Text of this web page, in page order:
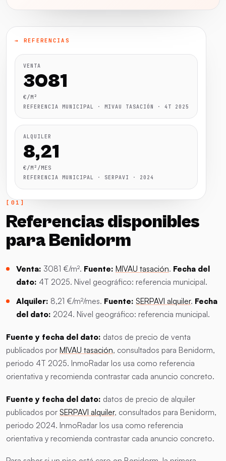
→ REFERENCIAS
VENTA
3081
€/M²
REFERENCIA MUNICIPAL · MIVAU TASACIÓN · 4T 2025
ALQUILER
8,21
€/M²/MES
REFERENCIA MUNICIPAL · SERPAVI · 2024
Referencias disponibles
para Benidorm
Venta: 3081 €/m². Fuente: MIVAU tasación. Fecha del
dato: 4T 2025. Nivel geográfico: referencia municipal.
Alquiler: 8,21 €/m²/mes. Fuente: SERPAVI alquiler. Fecha
del dato: 2024. Nivel geográfico: referencia municipal.
Fuente y fecha del dato: datos de precio de venta
publicados por MIVAU tasación, consultados para Benidorm,
periodo 4T 2025. InmoRadar los usa como referencia
orientativa y recomienda contrastar cada anuncio concreto.
Fuente y fecha del dato: datos de precio de alquiler
publicados por SERPAVI alquiler, consultados para Benidorm,
periodo 2024. InmoRadar los usa como referencia
orientativa y recomienda contrastar cada anuncio concreto.